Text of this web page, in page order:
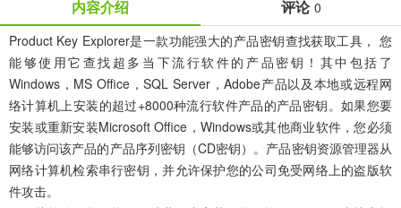
内容介绍 评论 0
Product Key Explorer是一款功能强大的产品密钥查找获取工具， 您
能够使用它查找超多当下流行软件的产品密钥！其中包括了
Windows，MS Office，SQL Server，Adobe产品以及本地或远程网
络计算机上安装的超过+8000种流行软件产品的产品密钥。如果您要
安装或重新安装Microsoft Office，Windows或其他商业软件，您必须
能够访问该产品的产品序列密钥（CD密钥）。产品密钥资源管理器从
网络计算机检索串行密钥，并允许保护您的公司免受网络上的盗版软
件攻击。